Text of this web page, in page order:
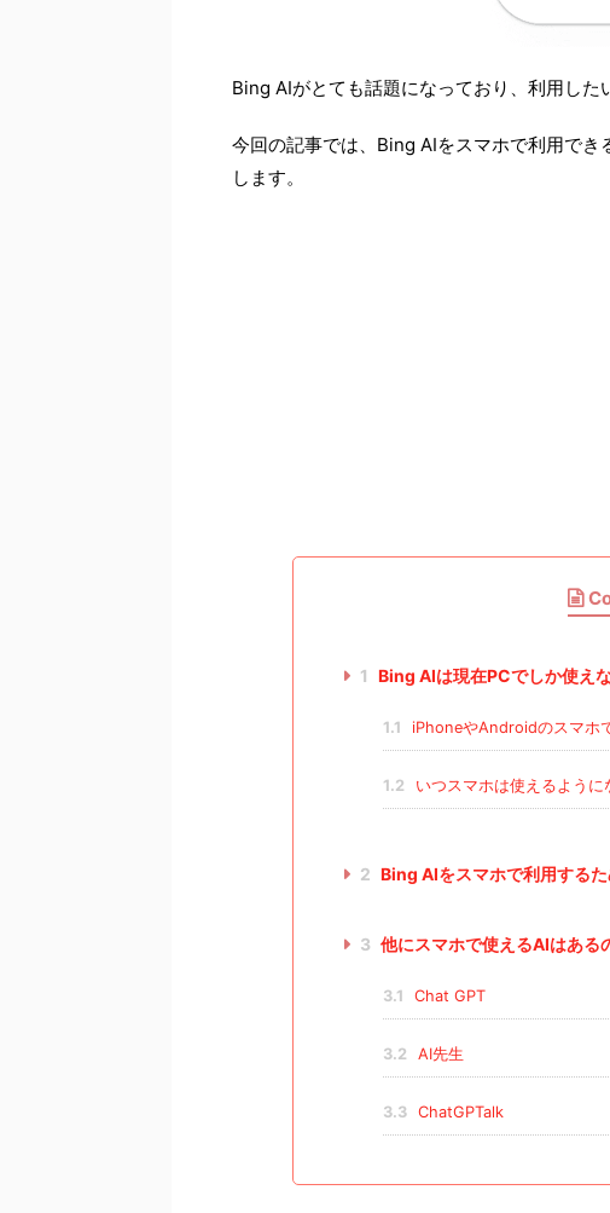
Bing AIがとても話題になっており、利用した
今回の記事では、Bing AIをスマホで利用で
します。
1 Bing AIは現在PCでしか使え
1.1 iPhoneやAndroidのスマホ
1.2 いつスマホは使えるように
2 Bing AIをスマホで利用する
3 他にスマホで使えるAIはある
3.1 Chat GPT
3.2 AI先生
3.3 ChatGPTalk